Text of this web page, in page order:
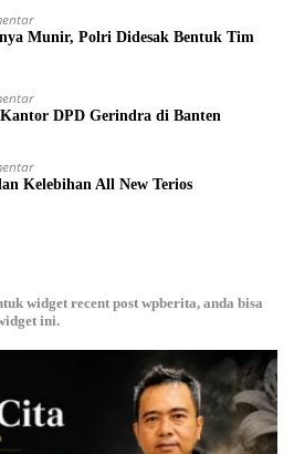
Munir, Polri Didesak Bentuk Tim
DPD Gerindra di Banten
Kelebihan All New Terios
widget recent post wpberita, anda bisa
ini.